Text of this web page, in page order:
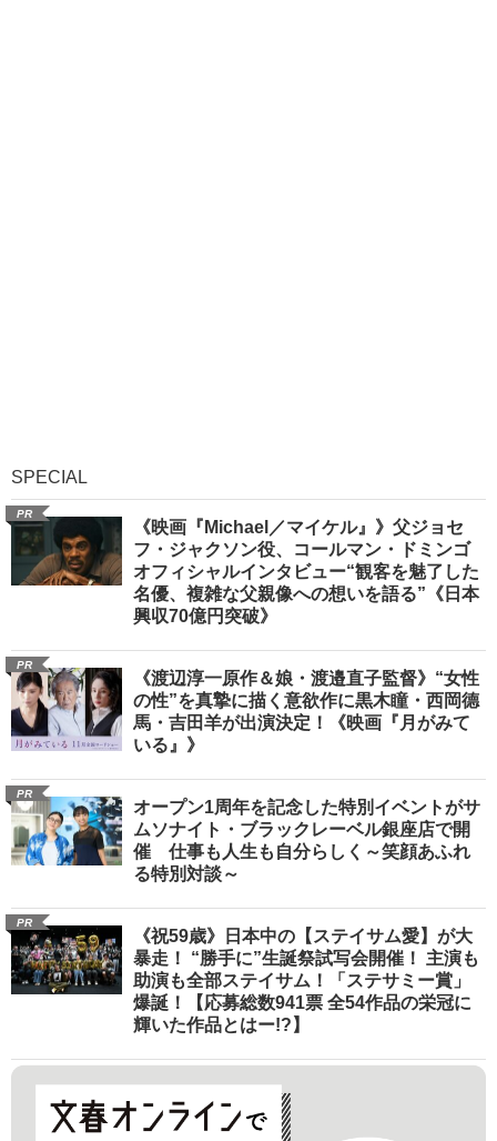
SPECIAL
PR
《映画『Michael／マイケル』》父ジョセ
フ・ジャクソン役、コールマン・ドミンゴ
オフィシャルインタビュー“観客を魅了した
名優、複雑な父親像への想いを語る”《日本
興収70億円突破》
PR
《渡辺淳一原作＆娘・渡邉直子監督》“女性
の性”を真摯に描く意欲作に黒木瞳・西岡德
馬・吉田羊が出演決定！《映画『月がみて
いる』》
PR
オープン1周年を記念した特別イベントがサ
ムソナイト・ブラックレーベル銀座店で開
催 仕事も人生も自分らしく～笑顔あふれ
る特別対談～
PR
《祝59歳》日本中の【ステイサム愛】が大
暴走！ “勝手に”生誕祭試写会開催！ 主演も
助演も全部ステイサム！「ステサミー賞」
爆誕！【応募総数941票 全54作品の栄冠に
輝いた作品とはー!?】